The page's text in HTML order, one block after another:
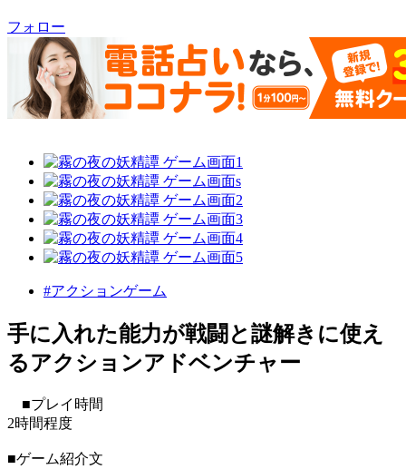
フォロー
#アクションゲーム
手に入れた能力が戦闘と謎解きに使え
るアクションアドベンチャー
■プレイ時間
2時間程度
■ゲーム紹介文